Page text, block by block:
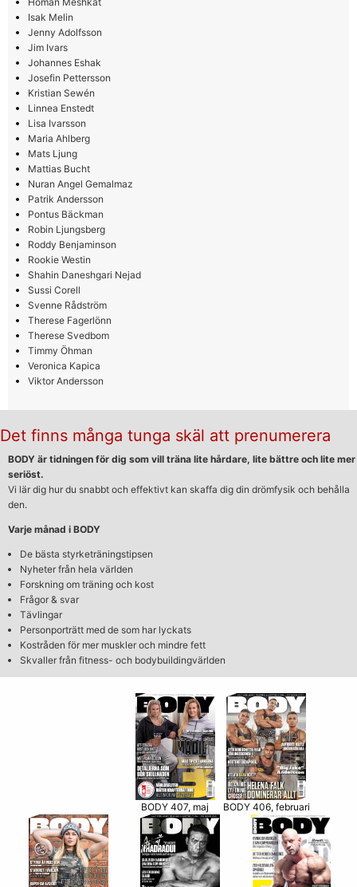
Isak Melin
Jenny Adolfsson
Jim Ivars
Johannes Eshak
Josefin Pettersson
Kristian Sewén
Linnea Enstedt
Lisa Ivarsson
Maria Ahlberg
Mats Ljung
Mattias Bucht
Nuran Angel Gemalmaz
Patrik Andersson
Pontus Bäckman
Robin Ljungsberg
Roddy Benjaminson
Rookie Westin
Shahin Daneshgari Nejad
Sussi Corell
Svenne Rådström
Therese Fagerlönn
Therese Svedbom
Timmy Öhman
Veronica Kapica
Viktor Andersson
Det finns många tunga skäl att prenumerera
BODY är tidningen för dig som vill träna lite hårdare, lite bättre och lite mer
seriöst.
Vi lär dig hur du snabbt och effektivt kan skaffa dig din drömfysik och behålla
den.
Varje månad i BODY
De bästa styrketräningstipsen
Nyheter från hela världen
Forskning om träning och kost
Frågor & svar
Tävlingar
Personporträtt med de som har lyckats
Kostråden för mer muskler och mindre fett
Skvaller från fitness- och bodybuildingvärlden
BODY 407, maj BODY 406, februari